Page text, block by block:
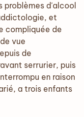
problèmes d'alcool
et
compliquée de
vue
de
serrurier, puis
en raison
a trois enfants